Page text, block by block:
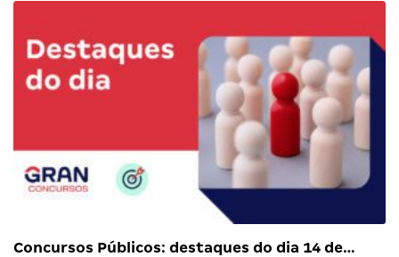
Concursos Públicos: destaques do dia 14 de…